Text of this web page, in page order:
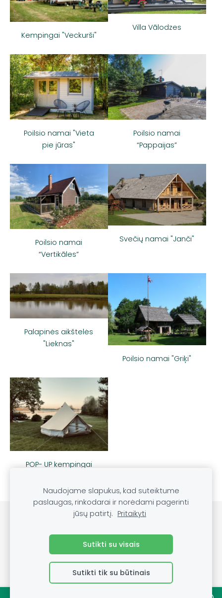
Kempingai "Veckurši"
Villa Vālodzes
Poilsio namai "Vieta
pie jūras"
Poilsio namai
“Pappaijas”
Poilsio namai
“Vertikāles”
Svečių namai "Janči"
Palapinės aikštelės
"Lieknas"
Poilsio namai "Griķi"
POP- UP kempingai
Slapukai
Naudojame slapukus, kad suteiktume
paslaugas, rinkodarai ir norėdami pagerinti
jūsų patirtį. Pritaikyti
Sutikti su visais
Sutikti tik su būtinais